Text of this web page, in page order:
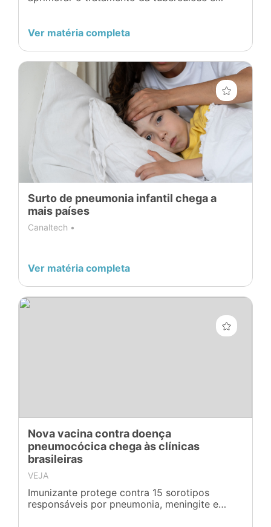
Ver matéria completa
Surto de pneumonia infantil chega a
mais países
Canaltech •
Ver matéria completa
Nova vacina contra doença
pneumocócica chega às clínicas
brasileiras
VEJA
Imunizante protege contra 15 sorotipos
responsáveis por pneumonia, meningite e